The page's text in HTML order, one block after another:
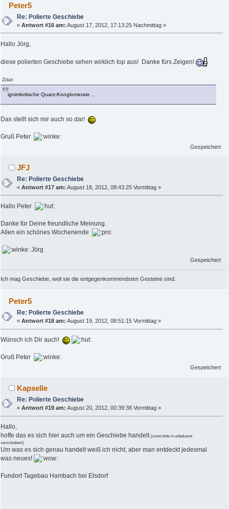
Peter5
Re: Polierte Geschiebe
«Antwort #16 am: August 17, 2012, 17:13:25 Nachmittag »
Hallo Jörg,
diese polierten Geschiebe sehen wirklich top aus! Danke fürs Zeigen!
Zitat
ignimbritische Quarz-Konglomerate ..
Das stellt sich mir auch so dar!
Gruß Peter
Gespeichert
JFJ
Re: Polierte Geschiebe
«Antwort #17 am: August 18, 2012, 08:43:25 Vormittag »
Hallo Peter
Danke für Deine freundliche Meinung.
Allen ein schönes Wochenende
Jörg
Gespeichert
Ich mag Geschiebe, weil sie die entgegenkommendsten Gesteine sind.
Peter5
Re: Polierte Geschiebe
«Antwort #18 am: August 19, 2012, 08:51:15 Vormittag »
Wünsch ich Dir auch!
Gruß Peter
Gespeichert
Kapselle
Re: Polierte Geschiebe
«Antwort #19 am: August 20, 2012, 00:39:38 Vormittag »
Hallo,
hoffe das es sich hier auch um ein Geschiebe handelt.(sonst bitte in unbekannt
verschieben!)
Um was es sich genau handelt weiß ich nicht, aber man entdeckt jedesmal
was neues!
Fundort Tagebau Hambach bei Elsdorf